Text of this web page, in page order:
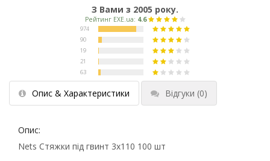
З Вами з 2005 року.
Опис & Характеристики Відгуки (0)
Опис:
Nets Стяжки під гвинт 3x110 100 шт